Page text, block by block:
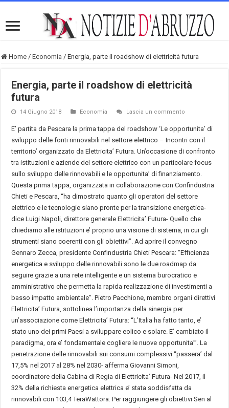
Home / Economia / Energia, parte il roadshow di elettricità futura
Energia, parte il roadshow di elettricità
futura
14 Giugno 2018 Economia Lascia un commento
E’ partita da Pescara la prima tappa del roadshow ‘Le opportunita’ di
sviluppo delle fonti rinnovabili nel settore elettrico – Incontri con il
territorio’ organizzato da Elettricita’ Futura. Un’occasione di confronto
tra istituzioni e aziende del settore elettrico con un particolare focus
sullo sviluppo delle rinnovabili e le opportunita’ di finanziamento.
Questa prima tappa, organizzata in collaborazione con Confindustria
Chieti e Pescara, “ha dimostrato quanto gli operatori del settore
elettrico e le tecnologie siano pronte per la transizione energetica-
dice Luigi Napoli, direttore generale Elettricita’ Futura- Quello che
chiediamo alle istituzioni e’ proprio una visione di sistema, in cui gli
strumenti siano coerenti con gli obiettivi”. Ad aprire il convegno
Gennaro Zecca, presidente Confindustria Chieti Pescara: “Efficienza
energetica e sviluppo delle rinnovabili sono le due roadmap da
seguire grazie a una rete intelligente e un sistema burocratico e
amministrativo che permetta la rapida realizzazione di investimenti a
basso impatto ambientale”. Pietro Pacchione, membro organi direttivi
Elettricita’ Futura, sottolinea l’importanza della sinergia per
un’associazione come Elettricita’ Futura: “L’Italia ha fatto tanto, e’
stato uno dei primi Paesi a sviluppare eolico e solare. E’ cambiato il
paradigma, ora e’ fondamentale cogliere le nuove opportunita’”. La
penetrazione delle rinnovabili sui consumi complessivi “passera’ dal
17,5% nel 2017 al 28% nel 2030- afferma Giovanni Simoni,
coordinatore della Cabina di Regia di Elettricita’ Futura- Nel 2017, il
32% della richiesta energetica elettrica e’ stata soddisfatta da
rinnovabili con 103,4 TeraWattora. Per raggiungere gli obiettivi Sen al